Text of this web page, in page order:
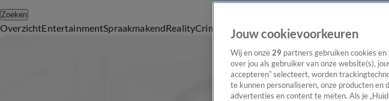
Zoeken
OverzichtEntertainmentSpraakmakendRealityCrime Video's Afleveringen
Jouw cookievoorkeuren
Wij en onze 29 partners gebruiken cookies
over jou als gebruiker van onze website(s),
accepteren” selecteert, worden
te kunnen personaliseren, onze producten
advertenties en content te meten. Als je